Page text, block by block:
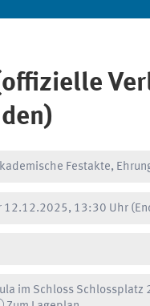
Festakte,
12.12.2025, 13:30 Uhr
im Schloss Schlossplatz